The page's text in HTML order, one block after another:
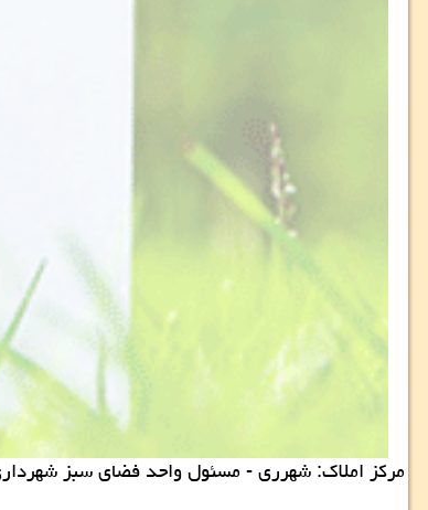
مركز املاك: شهرری - مسئول واحد فضای سبز شهرداری كهریزك از توزیع بیش از 35 هزار اصله نهال مجانی